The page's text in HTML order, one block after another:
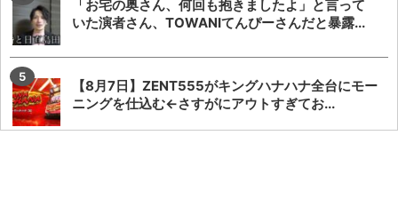
「お宅の奥さん、何回も抱きましたよ」と言って
いた演者さん、TOWANIてんぴーさんだと暴露...
【8月7日】ZENT555がキングハナハナ全台にモー
ニングを仕込む←さすがにアウトすぎてお...